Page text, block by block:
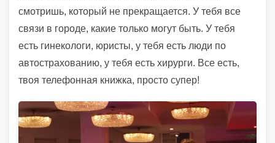
смотришь, который не прекращается. У тебя все
связи в городе, какие только могут быть. У тебя
есть гинекологи, юристы, у тебя есть люди по
автострахованию, у тебя есть хирурги. Все есть,
твоя телефонная книжка, просто супер!